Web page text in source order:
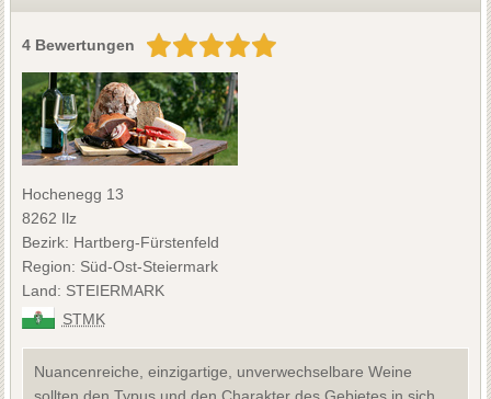
4 Bewertungen
Hochenegg 13
8262 Ilz
Bezirk: Hartberg-Fürstenfeld
Region: Süd-Ost-Steiermark
Land: STEIERMARK
STMK
Nuancenreiche, einzigartige, unverwechselbare Weine